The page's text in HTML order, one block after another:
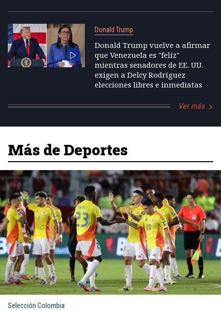
Donald Trump
Donald Trump vuelve a afirmar
que Venezuela es "feliz"
mientras senadores de EE. UU.
exigen a Delcy Rodríguez
elecciones libres e inmediatas
Ver más
Más de Deportes
Selección Colombia